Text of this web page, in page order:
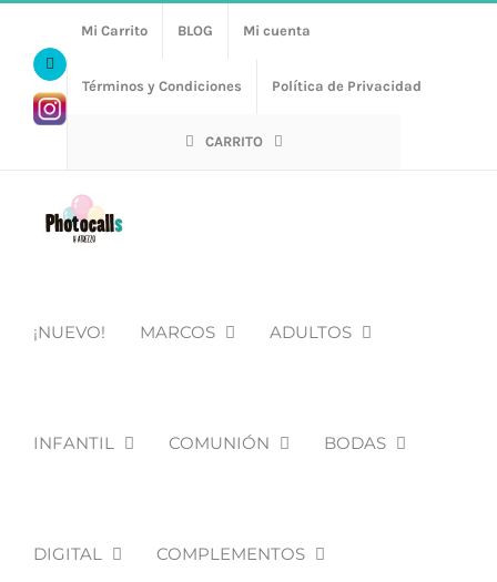
contenidoFacebook
Https://www.instagram.com/photocalls_y_atrezzo/
Mi Carrito BLOG Mi cuenta
Términos y Condiciones Política de Privacidad
CARRITO
¡NUEVO! MARCOS ADULTOS
INFANTIL COMUNIÓN BODAS
DIGITAL COMPLEMENTOS